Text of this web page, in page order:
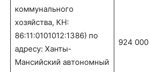
коммунального
хозяйства, КН:
86:11:0101012:1386) по
адресу: Ханты-
Мансийский автономный
924 000